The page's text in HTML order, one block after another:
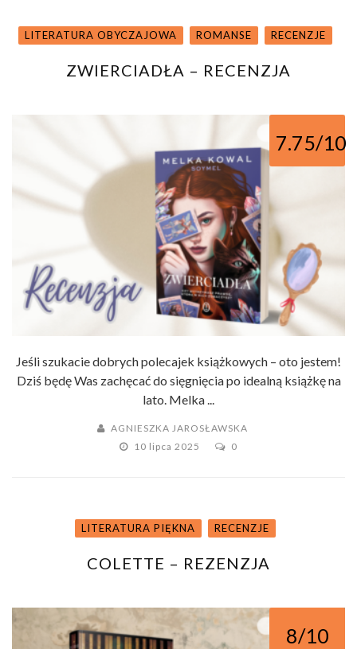
LITERATURA OBYCZAJOWA ROMANSE RECENZJE
ZWIERCIADŁA – RECENZJA
7.75/10
Jeśli szukacie dobrych polecajek książkowych – oto jestem!
Dziś będę Was zachęcać do sięgnięcia po idealną książkę na
lato. Melka ...
AGNIESZKA JAROSŁAWSKA
10 lipca 2025
0
LITERATURA PIĘKNA RECENZJE
COLETTE – REZENZJA
8/10